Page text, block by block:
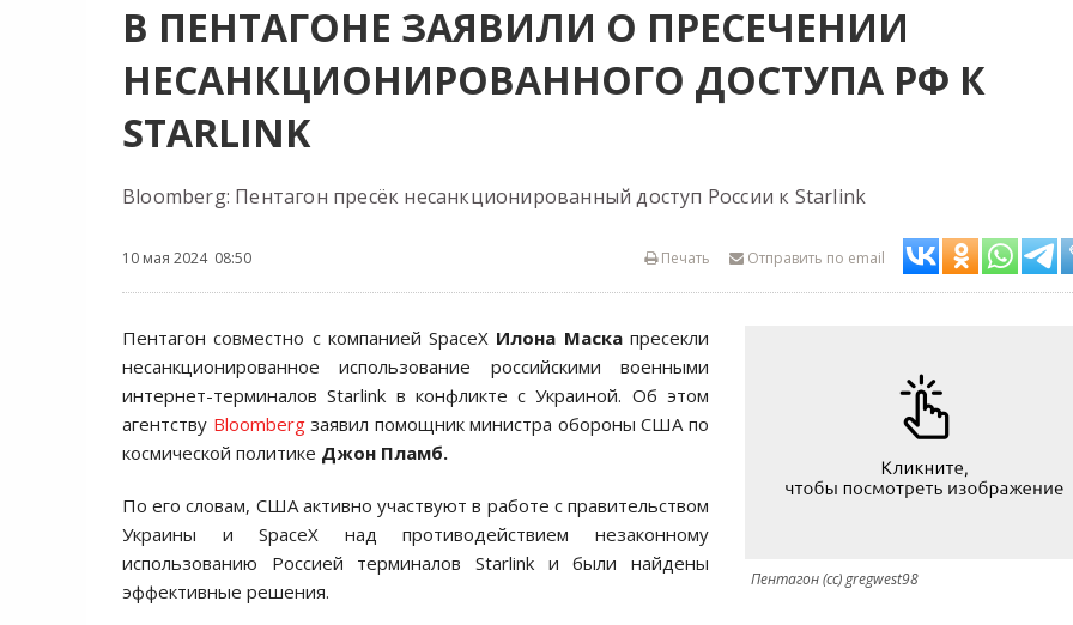
В ПЕНТАГОНЕ ЗАЯВИЛИ О ПРЕСЕЧЕНИИ
НЕСАНКЦИОНИРОВАННОГО ДОСТУПА РФ К
STARLINK
Bloomberg: Пентагон пресёк несанкционированный доступ России к Starlink
10 мая 2024 08:50 Отправить по email
Печать
Пентагон (cc) gregwest98
Пентагон совместно с компанией SpaceX Илона Маскапресекли
несанкционированное использование российскими военными
интернет-терминалов Starlink в конфликте с Украиной. Об этом
агентству Bloombergзаявил помощник министра обороны США по
космической политике Джон Пламб.
По его словам, США активно участвуют в работе с правительством
Украины и SpaceX над противодействием незаконному
использованию Россией терминалов Starlink и были найдены
эффективные решения.